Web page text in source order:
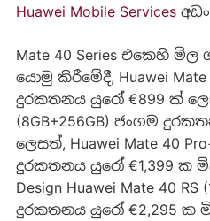
Huawei Mobile Services
Mate 40 Series එකෙහි
යොමු කිරීමේදී, Huawei Mate
දුරකතනය යුරෝ €899 ක්
(8GB+256GB) ජංගම
ලෙසත්, Huawei Mate 40
දුරකතනය යුරෝ €1,399 ක
Design Huawei Mate 40 RS
දුරකතනය යුරෝ €2,295 ක